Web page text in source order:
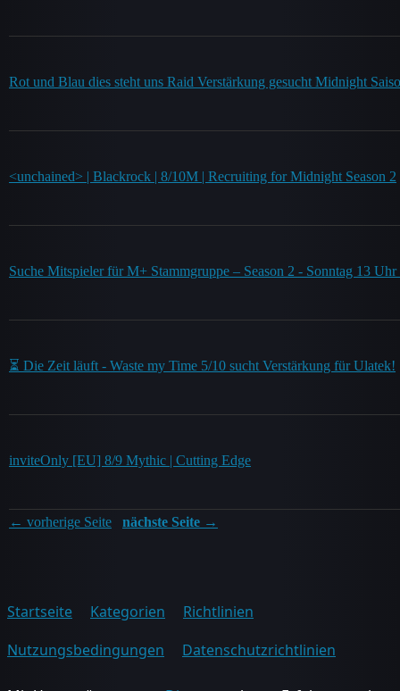
Rot und Blau dies steht uns Raid Verstärkung gesucht Midnight
<unchained> | Blackrock | 8/10M | Recruiting for Midnight Season 2
Suche Mitspieler für M+ Stammgruppe – Season 2 - Sonntag 13
⏳ Die Zeit läuft - Waste my Time 5/10 sucht Verstärkung für Ulatek!
inviteOnly [EU] 8/9 Mythic | Cutting Edge
← vorherige Seite nächste Seite →
Startseite Kategorien
Richtlinien
Nutzungsbedingungen
Datenschutzrichtlinien